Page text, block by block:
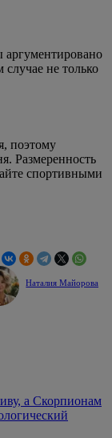
аргументировано
не только
поэтому
Размеренность
спортивными
Наталия Майорова
а Скорпионам